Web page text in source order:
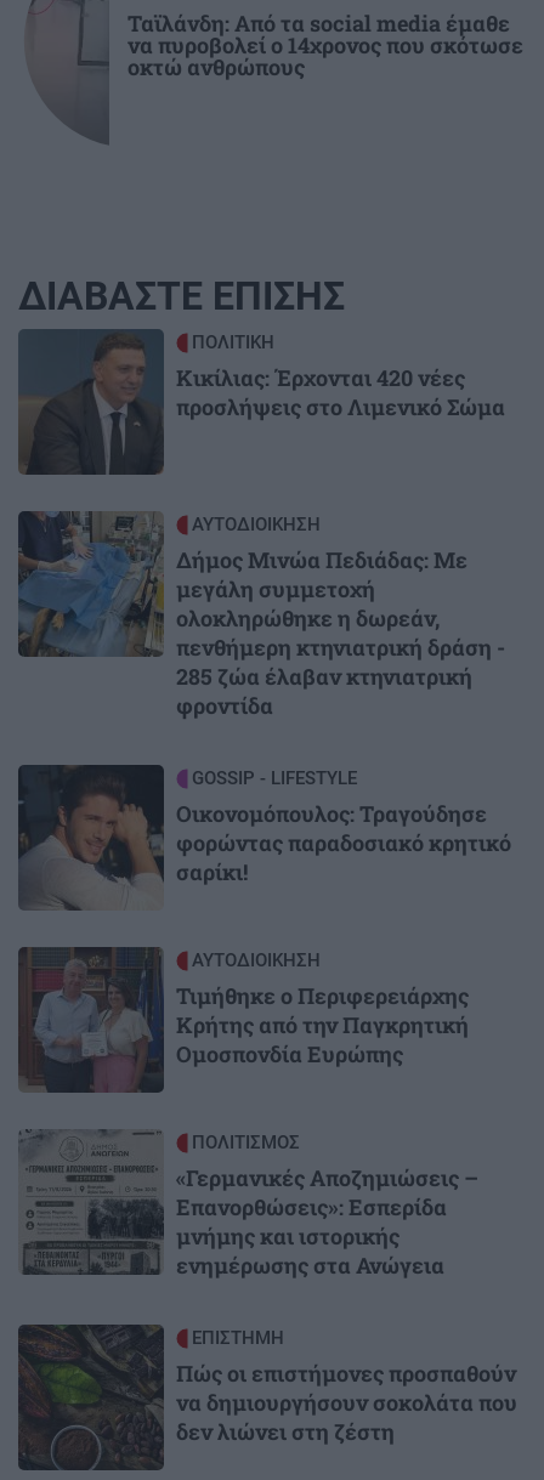
Ταϊλάνδη: Από τα social media έμαθε
να πυροβολεί ο 14χρονος που σκότωσε
οκτώ ανθρώπους
ΔΙΑΒΑΣΤΕ ΕΠΙΣΗΣ
ΠΟΛΙΤΙΚΗ
Κικίλιας: Έρχονται 420 νέες
προσλήψεις στο Λιμενικό Σώμα
Image ΑΥΤΟΔΙΟΙΚΗΣΗ
Δήμος Μινώα Πεδιάδας: Με
μεγάλη συμμετοχή
ολοκληρώθηκε η δωρεάν,
πενθήμερη κτηνιατρική δράση -
285 ζώα έλαβαν κτηνιατρική
φροντίδα
GOSSIP - LIFESTYLE
Οικονομόπουλος: Τραγούδησε
φορώντας παραδοσιακό κρητικό
σαρίκι!
Image ΑΥΤΟΔΙΟΙΚΗΣΗ
Τιμήθηκε ο Περιφερειάρχης
Κρήτης από την Παγκρητική
Ομοσπονδία Ευρώπης
Image ΠΟΛΙΤΙΣΜΟΣ
«Γερμανικές Αποζημιώσεις –
Επανορθώσεις»: Εσπερίδα
μνήμης και ιστορικής
ενημέρωσης στα Ανώγεια
Image ΕΠΙΣΤΗΜΗ
Πώς οι επιστήμονες προσπαθούν
να δημιουργήσουν σοκολάτα που
δεν λιώνει στη ζέστη